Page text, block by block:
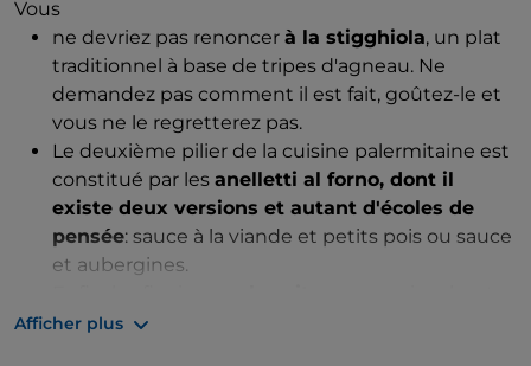
Vous
ne devriez pas renoncer à la stigghiola, un plat
traditionnel à base de tripes d'agneau. Ne
demandez pas comment il est fait, goûtez-le et
vous ne le regretterez pas.
Le deuxième pilier de la cuisine palermitaine est
constitué par les anelletti al forno, dont il
existe deux versions et autant d'écoles de
pensée: sauce à la viande et petits pois ou sauce
et aubergines.
et moelleuse avec une sauce tomate, des
Afficher plus